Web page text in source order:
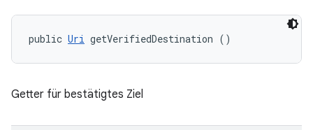
public Uri getVerifiedDestination ()
Getter für bestätigtes Ziel